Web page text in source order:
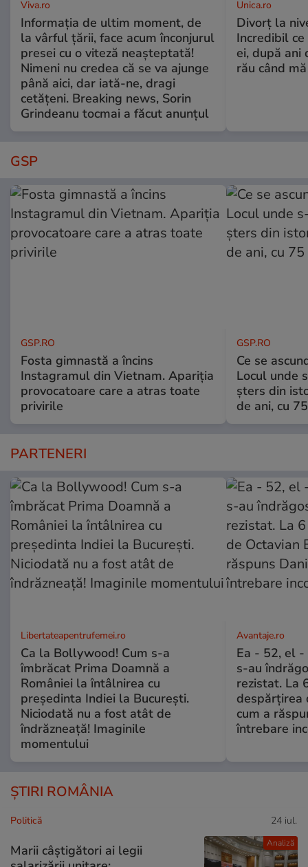
Viva.ro
Informația de ultim moment, de
la vârful țării, face acum înconjurul
presei cu o viteză neașteptată!
Nimeni nu credea că se va ajunge
până aici, dar iată-ne, dragi
cetățeni. Breaking news, Sorin
Grindeanu tocmai a făcut anunțul
Unica.ro
Divorț la
Incredibil
ei, după ani
rău când
GSP
GSP.RO
Fosta gimnastă a încins
Instagramul din Vietnam. Apariția
provocatoare care a atras toate
privirile
GSP.RO
Ce se
Locul unde
șters din
de ani, cu
PARTENERI
Libertateapentrufemei.ro
Ca la Bollywood! Cum s-a
îmbrăcat Prima Doamnă a
României la întâlnirea cu
președinta Indiei la București.
Niciodată nu a fost atât de
îndrăzneață! Imaginile
momentului
Avantaje.ro
Ea - 52, el -
s-au
rezistat. La
despărțirea
cum a
întrebare
ȘTIRI ROMÂNIA
Analiză
Politică 24 iul.
Marii câștigători ai legii